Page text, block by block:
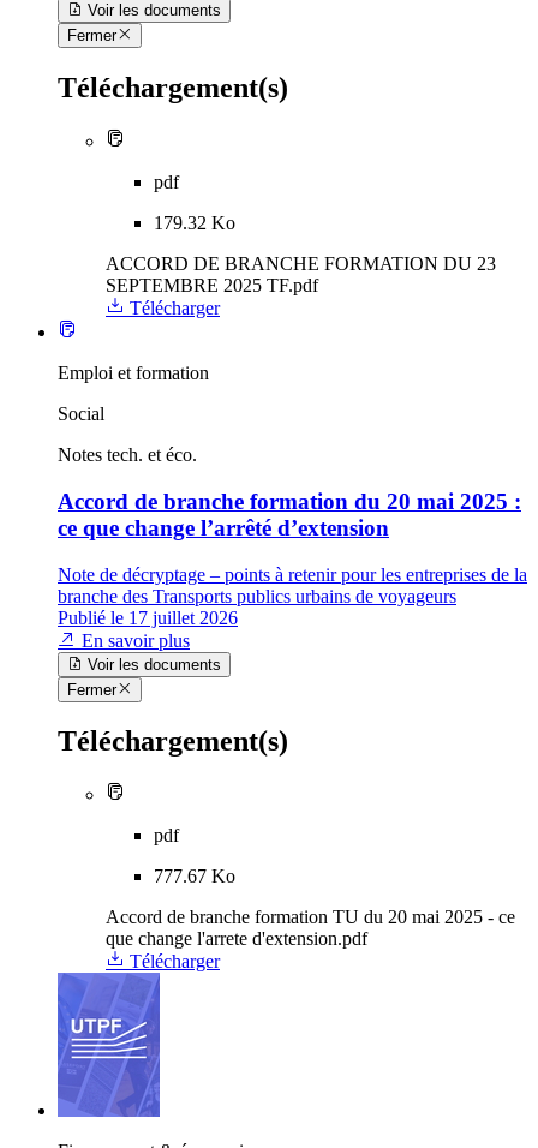
Voir les documents
Fermer
Téléchargement(s)
pdf
179.32 Ko
ACCORD DE BRANCHE FORMATION DU 23
SEPTEMBRE 2025 TF.pdf
Télécharger
Emploi et formation
Social
Notes tech. et éco.
Accord de branche formation du 20 mai 2025 :
ce que change l’arrêté d’extension
Note de décryptage – points à retenir pour les entreprises de la
branche des Transports publics urbains de voyageurs
Publié le 17 juillet 2026
En savoir plus
Voir les documents
Fermer
Téléchargement(s)
pdf
777.67 Ko
Accord de branche formation TU du 20 mai 2025 - ce
que change l'arrete d'extension.pdf
Télécharger